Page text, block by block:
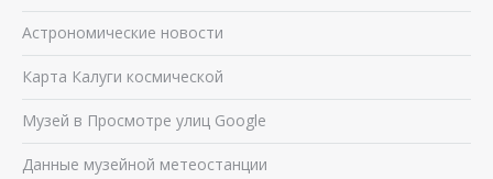
Астрономические новости
Карта Калуги космической
Музей в Просмотре улиц Google
Данные музейной метеостанции